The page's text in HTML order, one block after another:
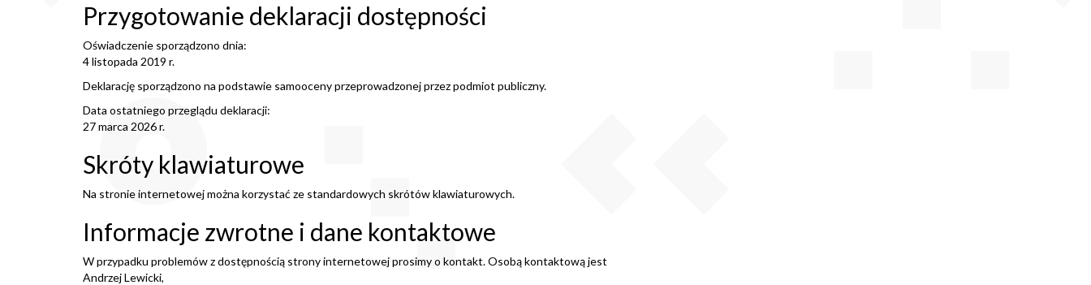
Przygotowanie deklaracji dostępności
Oświadczenie sporządzono dnia:
4 listopada 2019 r.
Deklarację sporządzono na podstawie samooceny przeprowadzonej przez podmiot publiczny.
Data ostatniego przeglądu deklaracji:
27 marca 2026 r.
Skróty klawiaturowe
Na stronie internetowej można korzystać ze standardowych skrótów klawiaturowych.
Informacje zwrotne i dane kontaktowe
W przypadku problemów z dostępnością strony internetowej prosimy o kontakt. Osobą kontaktową jest
Andrzej Lewicki,